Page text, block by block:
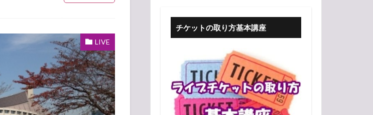
LIVE
チケットの取り方基本講座